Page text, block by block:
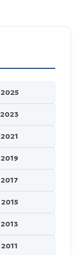
2025
2023
2021
2019
2017
2015
2013
2011